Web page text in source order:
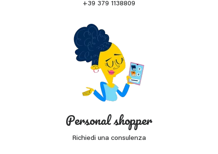
+39 379 1138809
Personal shopper
Richiedi una consulenza